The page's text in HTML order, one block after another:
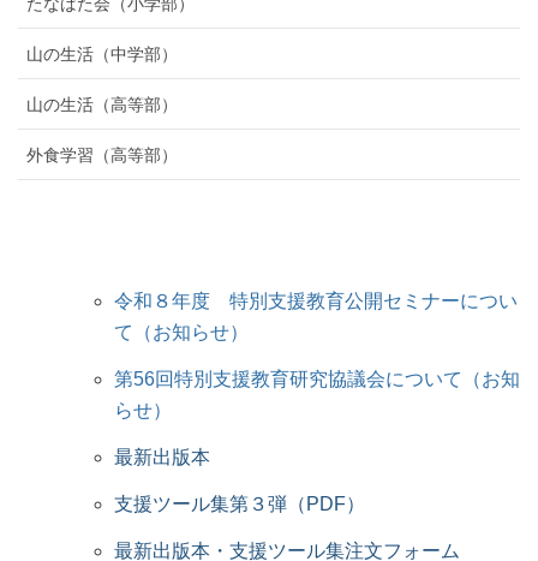
山の生活（中学部）
山の生活（高等部）
外食学習（高等部）
令和８年度 特別支援教育公開セミナーについ
て（お知らせ）
第56回特別支援教育研究協議会について（お知
らせ）
最新出版本
支援ツール集第３弾（PDF）
最新出版本・支援ツール集注文フォーム